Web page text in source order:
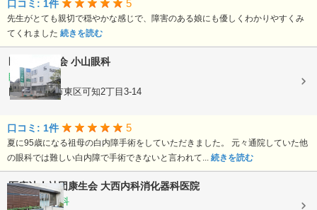
口コミ: 1件 5
先生がとても親切で穏やかな感じで、障害のある娘にも優しくわかりやすくみ
てくれました 続きを読む
医療法人寿会 小山眼科
眼科
岡山県岡山市東区可知2丁目3-14
口コミ: 1件 5
夏に95歳になる祖母の白内障手術をしていただきました。 元々通院していた他
の眼科では難しい白内障で手術できないと言われて... 続きを読む
医療法人社団康生会 大西内科消化器科医院
内科, 消化器科